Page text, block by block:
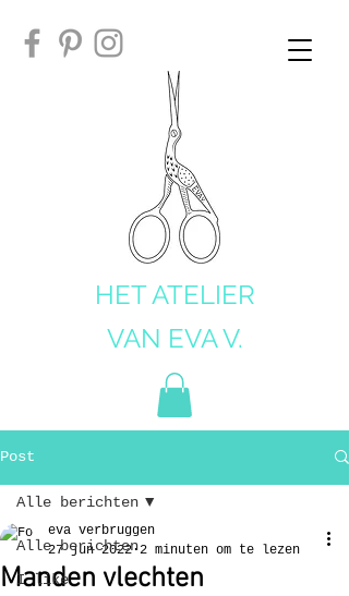
HET ATELIER
VAN EVA V.
Post
Alle berichten
I like
Alle berichten
Manden vlechten
eva verbruggen
27 jun 2022 2 minuten om te lezen